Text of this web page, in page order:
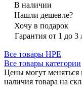
В наличии
Нашли дешевле?
Хочу в подарок
Гарантия от 1 до 3
Все товары HPE
Все товары категории
Цены могут меняться
наличия товара на